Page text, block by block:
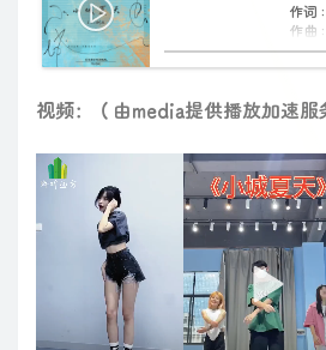
作词
作曲
编曲 : WayMen
制作人 : 蒋
夜色慢慢摊开
我听着耳机
冒泡汽水和
着迷你眉间柔
心动像风
此刻 世界
wo~~~
wo~~~
我在小城夏
晚风吹过耳
微醺的傍晚
我在小城夏
视频：（由media提供播放加速服